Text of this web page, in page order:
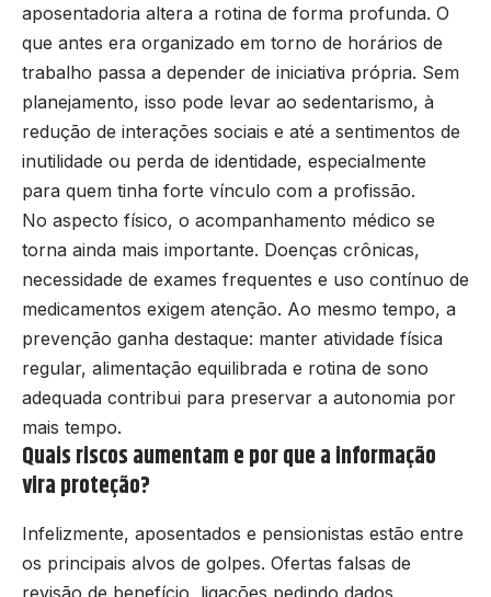
aposentadoria altera a rotina de forma profunda. O
que antes era organizado em torno de horários de
trabalho passa a depender de iniciativa própria. Sem
planejamento, isso pode levar ao sedentarismo, à
redução de interações sociais e até a sentimentos de
inutilidade ou perda de identidade, especialmente
para quem tinha forte vínculo com a profissão.
No aspecto físico, o acompanhamento médico se
torna ainda mais importante. Doenças crônicas,
necessidade de exames frequentes e uso contínuo de
medicamentos exigem atenção. Ao mesmo tempo, a
prevenção ganha destaque: manter atividade física
regular, alimentação equilibrada e rotina de sono
adequada contribui para preservar a autonomia por
mais tempo.
Quais riscos aumentam e por que a informação
vira proteção?
Infelizmente, aposentados e pensionistas estão entre
os principais alvos de golpes. Ofertas falsas de
revisão de benefício, ligações pedindo dados